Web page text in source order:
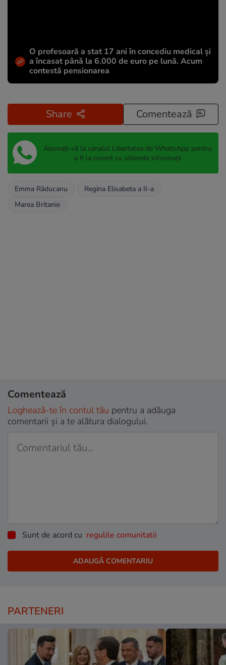
O profesoară a stat 17 ani în concediu medical și
a încasat până la 6.000 de euro pe lună. Acum
contestă pensionarea
Share Comentează
Abonați-vă la canalul Libertatea de WhatsApp pentru
a fi la curent cu ultimele informații
Emma Răducanu
Regina Elisabeta a II-a
Marea Britanie
Comentează
Loghează-te în contul tău pentru a adăuga
comentarii și a te alătura dialogului.
Sunt de acord cu regulile comunitatii
PARTENERI